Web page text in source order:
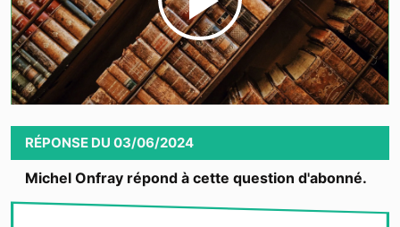
Play
Video
RÉPONSE DU 03/06/2024
Michel Onfray répond à cette question d'abonné.